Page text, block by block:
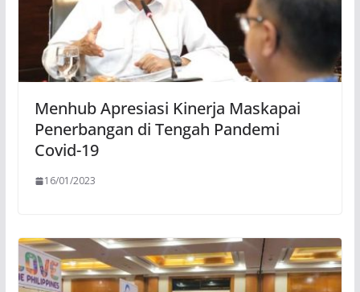
Menhub Apresiasi Kinerja Maskapai
Penerbangan di Tengah Pandemi
Covid-19
16/01/2023